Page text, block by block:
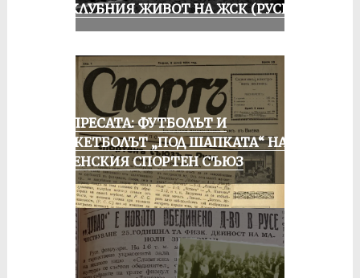
ИЗ КЛУБНИЯ ЖИВОТ НА ЖСК (РУСЕ)
ОТ ПРЕСАТА: ФУТБОЛЪТ И
БАСКЕТБОЛЪТ „ПОД ШАПКАТА“ НА
РУСЕНСКИЯ СПОРТЕН СЪЮЗ